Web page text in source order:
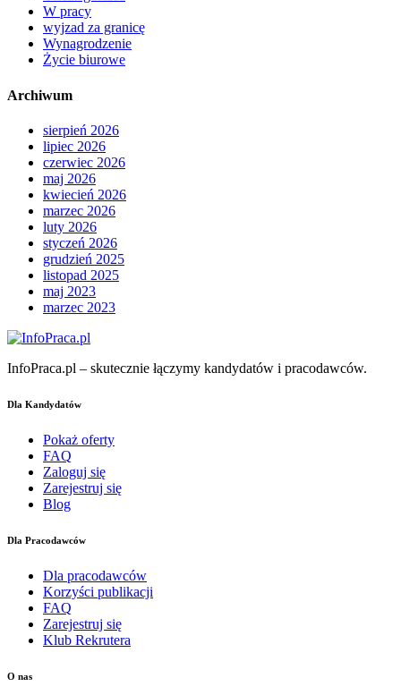
W pracy
wyjzad za granicę
Wynagrodzenie
Życie biurowe
Archiwum
sierpień 2026
lipiec 2026
czerwiec 2026
maj 2026
kwiecień 2026
marzec 2026
luty 2026
styczeń 2026
grudzień 2025
listopad 2025
maj 2023
marzec 2023
InfoPraca.pl – skutecznie łączymy kandydatów i pracodawców.
Dla Kandydatów
Pokaż oferty
FAQ
Zaloguj się
Zarejestruj się
Blog
Dla Pracodawców
Dla pracodawców
Korzyści publikacji
FAQ
Zarejestruj się
Klub Rekrutera
O nas